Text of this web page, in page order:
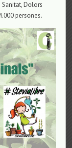
Dolors
persones.